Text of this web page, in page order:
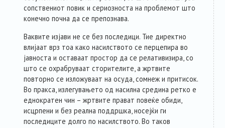
сопствениот повик и сериозноста на проблемот што
конечно почна да се препознава.
Ваквите изјави не се без последици. Тие директно
влијаат врз тоа како насилството се перцепира во
јавноста и оставаат простор да се релативизира, со
што се охрабруваат сторителите, а жртвите
повторно се изложуваат на осуда, сомнеж и притисок.
Во пракса, излегувањето од насилна средина ретко е
еднократен чин – жртвите прават повеќе обиди,
исцрпени и без реална поддршка, носејќи ги
последиците долго по насилството. Во таков